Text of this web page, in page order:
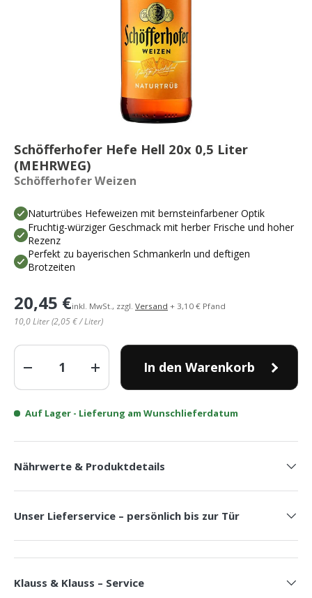
Schöfferhofer Hefe Hell 20x 0,5 Liter
(MEHRWEG)
Schöfferhofer Weizen
Naturtrübes Hefeweizen mit bernsteinfarbener Optik
Fruchtig-würziger Geschmack mit herber Frische und hoher
Rezenz
Perfekt zu bayerischen Schmankerln und deftigen
Brotzeiten
20,45 €
10,0 Liter (2,05 € / Liter)
inkl. MwSt., zzgl. Versand + 3,10 € Pfand
Anzahl
-
+ In den Warenkorb
Auf Lager - Lieferung am Wunschlieferdatum
Nährwerte & Produktdetails
Unser Lieferservice – persönlich bis zur Tür
Klauss & Klauss – Service